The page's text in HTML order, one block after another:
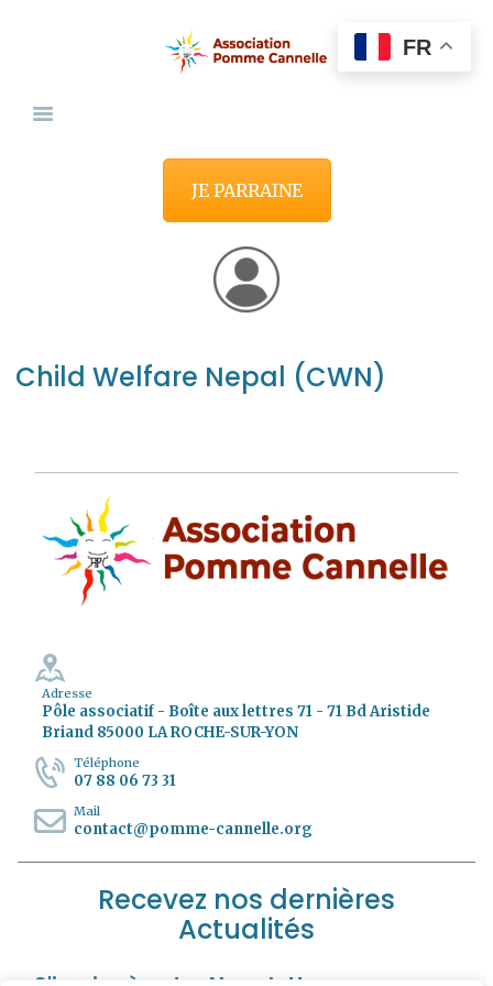
JE PARRAINE
NOS MISSIONS
QUI SOMMES-NOUS?
CONTACT
Child Welfare Nepal (CWN)
Adresse
Pôle associatif - Boîte aux lettres 71 - 71 Bd Aristide
Briand 85000 LA ROCHE-SUR-YON
Téléphone
07 88 06 73 31
Mail
contact@pomme-cannelle.org
Recevez nos dernières
Actualités
FR